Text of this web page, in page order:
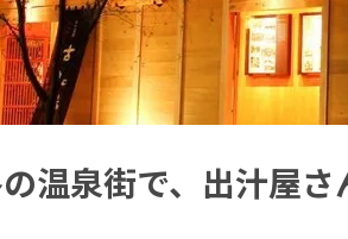
の温泉街で、出汁屋